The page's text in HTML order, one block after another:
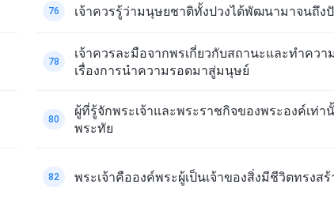
76 เจ้าควรรู้ว่ามนุษยชาติทั้งปวงได้พัฒนามาจนถึง
78
เจ้าควรละมือจากพรเกี่ยวกับสถานะและทำควา
เรื่องการนำความรอดมาสู่มนุษย์
80
ผู้ที่รู้จักพระเจ้าและพระราชกิจของพระองค์เท่า
พระทัย
82 พระเจ้าคือองค์พระผู้เป็นเจ้าของสิ่งมีชีวิตทรงสร้